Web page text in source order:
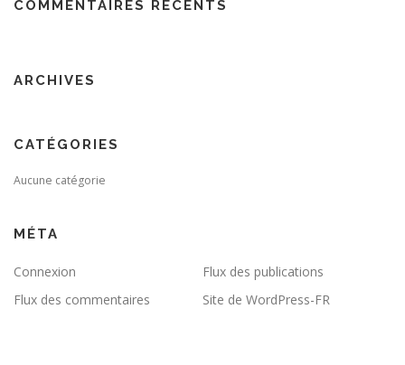
COMMENTAIRES RÉCENTS
ARCHIVES
CATÉGORIES
Aucune catégorie
MÉTA
Connexion
Flux des publications
Flux des commentaires
Site de WordPress-FR